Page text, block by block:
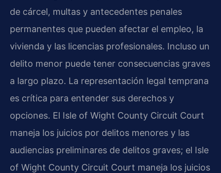
de cárcel, multas y antecedentes penales
permanentes que pueden afectar el empleo, la
vivienda y las licencias profesionales. Incluso un
delito menor puede tener consecuencias graves
a largo plazo. La representación legal temprana
es crítica para entender sus derechos y
opciones. El Isle of Wight County Circuit Court
maneja los juicios por delitos menores y las
audiencias preliminares de delitos graves; el Isle
of Wight County Circuit Court maneja los juicios